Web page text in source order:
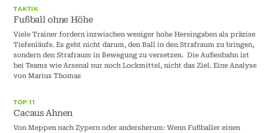
TAKTIK
Fußball ohne Höhe
Viele Trainer fordern inzwischen weniger hohe Hereingaben als präzise
Tiefenläufe. Es geht nicht darum, den Ball in den Strafraum zu bringen,
sondern den Strafraum in Bewegung zu versetzen. Die Außenbahn ist
bei Teams wie Arsenal nur noch Lockmittel, nicht das Ziel. Eine Analyse
von Marius Thomas
TOP 11
Cacaus Ahnen
Von Meppen nach Zypern oder andersherum: Wenn Fußballer einen